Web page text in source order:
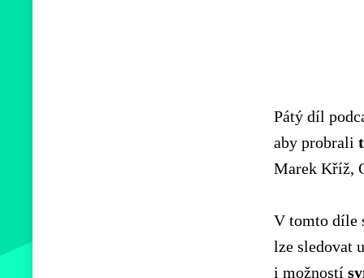
Pátý díl
aby probrali
Marek Kříž,
V tomto díle
lze sledovat
i možností